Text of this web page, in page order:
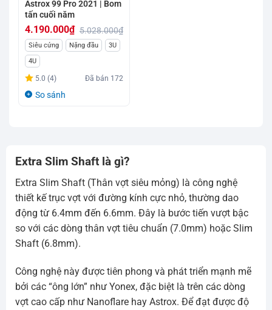
Astrox 99 Pro 2021 | Bom
tấn cuối năm
5.028.000₫
Giá
gốc
là:
5.028.000₫.
4.190.000₫
Giá
hiện
tại
là:
Siêu cứng Nặng đầu
3U
4U
5.0 (4) Đã bán 172
So sánh
Extra Slim Shaft là gì?
Extra Slim Shaft (Thân vợt siêu mỏng) là công nghệ
thiết kế trục vợt với đường kính cực nhỏ, thường dao
động từ 6.4mm đến 6.6mm. Đây là bước tiến vượt bậc
so với các dòng thân vợt tiêu chuẩn (7.0mm) hoặc Slim
Shaft (6.8mm).
Công nghệ này được tiên phong và phát triển mạnh mẽ
bởi các “ông lớn” như Yonex, đặc biệt là trên các dòng
vợt cao cấp như Nanoflare hay Astrox. Để đạt được độ